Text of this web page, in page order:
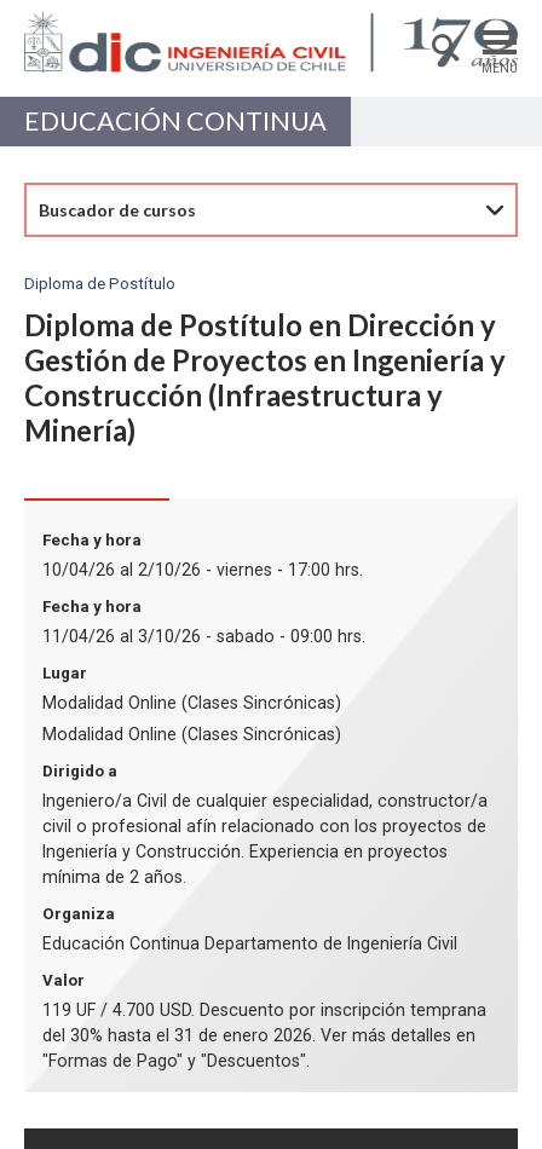
MENÚ
DEPARTAMENTO
INVESTIGACIÓN
EXTENSIÓN
Estructuras, Construcción y Geotecnia
Recursos Hídricos y Medio Ambiente
EDUCACIÓN CONTINUA
Buscador de cursos
Diploma de Postítulo
Diploma de Postítulo en Dirección y
Gestión de Proyectos en Ingeniería y
Construcción (Infraestructura y
Minería)
Fecha y hora
10/04/26 al 2/10/26 - viernes - 17:00 hrs.
Fecha y hora
11/04/26 al 3/10/26 - sabado - 09:00 hrs.
Lugar
Modalidad Online (Clases Sincrónicas)
Modalidad Online (Clases Sincrónicas)
Dirigido a
Ingeniero/a Civil de cualquier especialidad, constructor/a
civil o profesional afín relacionado con los proyectos de
Ingeniería y Construcción. Experiencia en proyectos
mínima de 2 años.
Organiza
Educación Continua Departamento de Ingeniería Civil
Valor
119 UF / 4.700 USD. Descuento por inscripción temprana
del 30% hasta el 31 de enero 2026. Ver más detalles en
"Formas de Pago" y "Descuentos".